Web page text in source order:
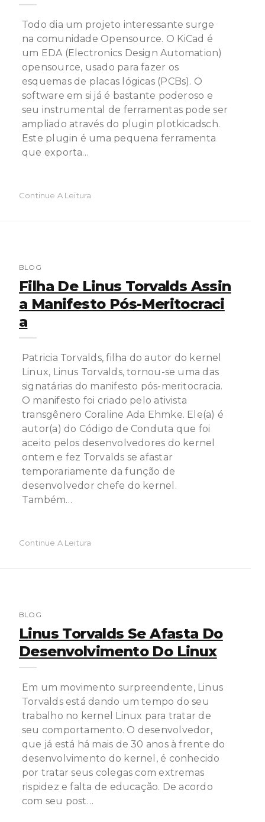
Todo dia um projeto interessante surge
na comunidade Opensource. O KiCad é
um EDA (Electronics Design Automation)
opensource, usado para fazer os
esquemas de placas lógicas (PCBs). O
software em si já é bastante poderoso e
seu instrumental de ferramentas pode ser
ampliado através do plugin plotkicadsch.
Este plugin é uma pequena ferramenta
que exporta…
Continue A Leitura
BLOG
Filha De Linus Torvalds Assin
A Manifesto Pós-Meritocraci
A
Patricia Torvalds, filha do autor do kernel
Linux, Linus Torvalds, tornou-se uma das
signatárias do manifesto pós-meritocracia.
O manifesto foi criado pelo ativista
transgênero Coraline Ada Ehmke. Ele(a) é
autor(a) do Código de Conduta que foi
aceito pelos desenvolvedores do kernel
ontem e fez Torvalds se afastar
temporariamente da função de
desenvolvedor chefe do kernel.
Também…
Continue A Leitura
BLOG
Linus Torvalds Se Afasta Do
Desenvolvimento Do Linux
Em um movimento surpreendente, Linus
Torvalds está dando um tempo do seu
trabalho no kernel Linux para tratar de
seu comportamento. O desenvolvedor,
que já está há mais de 30 anos à frente do
desenvolvimento do kernel, é conhecido
por tratar seus colegas com extremas
rispidez e falta de educação. De acordo
com seu post…